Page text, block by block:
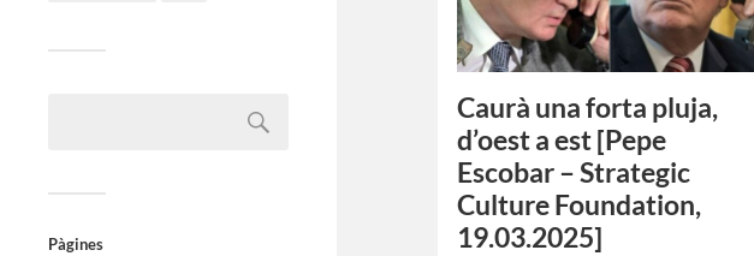
Pàgines
Caurà una forta pluja,
d’oest a est [Pepe
Escobar – Strategic
Culture Foundation,
19.03.2025]